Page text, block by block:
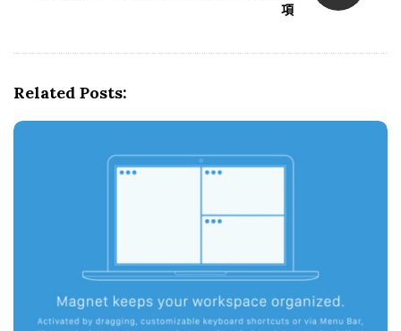
項
Related Posts: